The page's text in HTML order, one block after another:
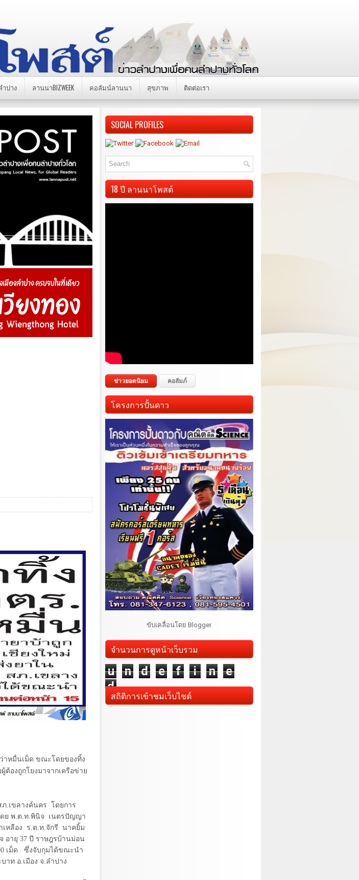
ปาง ลานนาBIZWEEK คอลัมน์ลานนา สุขภาพ ติดต่อเรา
าหมื่นเม็ด ขณะโดยของทิ้ง
ต้องถูกโยงมาจากเครือข่าย
ภ.เขลางค์นคร โดยการ
ดย พ.ต.ท.พินิจ เนตรปัญญา
หลือง ร.ต.ท.จักรี นาคยิ้ม
อายุ 37 ปี ราษฎรบ้านม่อน
เม็ด ซึ่งจับกุมได้ขณะนำ
าท อ.เมือง จ.ลำปาง
SOCIAL PROFILES
18 ปี ลานนาโพสต์
ข่าวยอดนิยม คอลัมภ์
โครงการปั้นดาว
ขับเคลื่อนโดย Blogger.
จำนวนการดูหน้าเว็บรวม
u n d e f i n
e
d
สถิติการเข้าชมเว็บไซต์